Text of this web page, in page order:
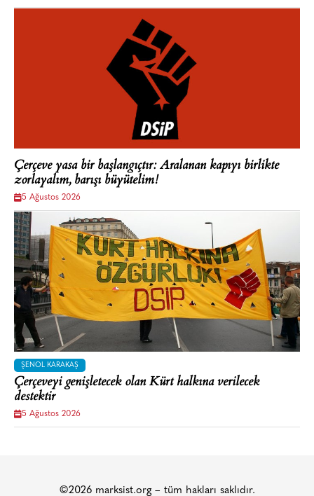
Çerçeve yasa bir başlangıçtır: Aralanan kapıyı birlikte
zorlayalım, barışı büyütelim!
5 Ağustos 2026
ŞENOL KARAKAŞ
Çerçeveyi genişletecek olan Kürt halkına verilecek
destektir
5 Ağustos 2026
©2026 marksist.org – tüm hakları saklıdır.